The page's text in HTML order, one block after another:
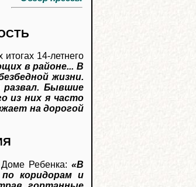
14-летнего
в районе... В
жизни.
Бывшие
из них я часто
на дорогой
Доме Ребенка:«В
коридорам и